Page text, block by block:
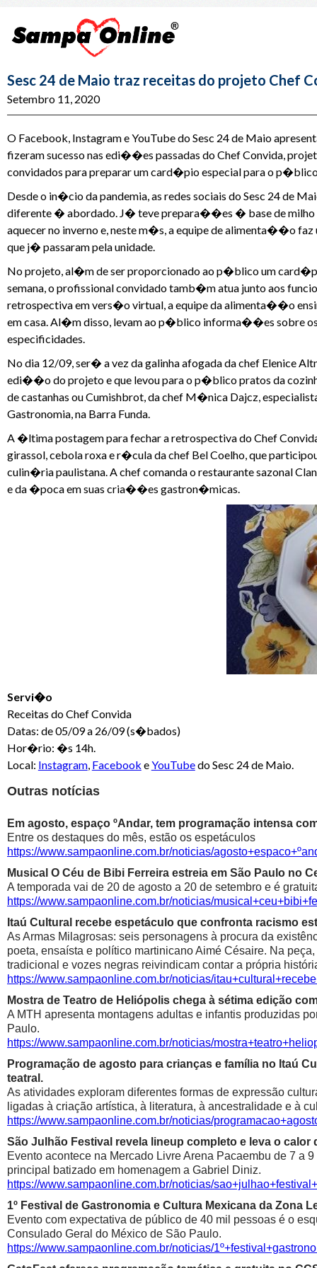
Sesc 24 de Maio traz receitas do projeto Chef
Setembro 11, 2020
O Facebook, Instagram e YouTube do Sesc 24 de Maio
fizeram sucesso nas edi��es passadas do Chef Convida,
convidados para preparar um card�pio especial para o
Desde o in�cio da pandemia, as redes sociais do Sesc 24 de
diferente � abordado. J� teve prepara��es � base de milho
aquecer no inverno e, neste m�s, a equipe de alimenta��o
que j� passaram pela unidade.
No projeto, al�m de ser proporcionado ao p�blico um
semana, o profissional convidado tamb�m atua junto aos
retrospectiva em vers�o virtual, a equipe da alimenta��o
em casa. Al�m disso, levam ao p�blico informa��es sobre os
especificidades.
No dia 12/09, ser� a vez da galinha afogada da chef Elenice
edi��o do projeto e que levou para o p�blico pratos da
de castanhas ou Cumishbrot, da chef M�nica Dajcz,
Gastronomia, na Barra Funda.
A �ltima postagem para fechar a retrospectiva do Chef
girassol, cebola roxa e r�cula da chef Bel Coelho, que
culin�ria paulistana. A chef comanda o restaurante sazonal
e da �poca em suas cria��es gastron�micas.
Servi�o
Receitas do Chef Convida
Datas: de 05/09 a 26/09 (s�bados)
Hor�rio: �s 14h.
Local: Instagram, Facebook eYouTubedo Sesc 24 de Maio.
Outras notícias
Em agosto, espaço ºAndar, tem programação intensa
Entre os destaques do mês, estão os espetáculos
https://www.sampaonline.com.br/noticias/
Musical O Céu de Bibi Ferreira estreia em São Paulo no
A temporada vai de 20 de agosto a 20 de setembro e é
https://www.sampaonline.com.br/noticias/
Itaú Cultural recebe espetáculo que confronta racismo
As Armas Milagrosas: seis personagens à procura da
poeta, ensaísta e político martinicano Aimé Césaire. Na
tradicional e vozes negras reivindicam contar a própria
https://www.sampaonline.com.br/noticias/
Mostra de Teatro de Heliópolis chega à sétima edição
A MTH apresenta montagens adultas e infantis produzidas
Paulo.
https://www.sampaonline.com.br/noticias/
Programação de agosto para crianças e família no Itaú
teatral.
As atividades exploram diferentes formas de expressão
ligadas à criação artística, à literatura, à ancestralidade e à
https://www.sampaonline.com.br/noticias/
São Julhão Festival revela lineup completo e leva o calor
Evento acontece na Mercado Livre Arena Pacaembu de 7 a
principal batizado em homenagem a Gabriel Diniz.
https://www.sampaonline.com.br/noticias/
1º Festival de Gastronomia e Cultura Mexicana da Zona
Evento com expectativa de público de 40 mil pessoas é o
Consulado Geral do México de São Paulo.
https://www.sampaonline.com.br/noticias/